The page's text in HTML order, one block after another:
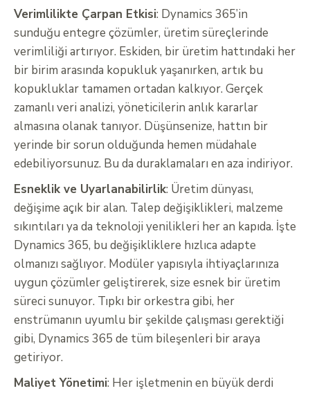
Verimlilikte Çarpan Etkisi: Dynamics 365’in
sunduğu entegre çözümler, üretim süreçlerinde
verimliliği artırıyor. Eskiden, bir üretim hattındaki her
bir birim arasında kopukluk yaşanırken, artık bu
kopukluklar tamamen ortadan kalkıyor. Gerçek
zamanlı veri analizi, yöneticilerin anlık kararlar
almasına olanak tanıyor. Düşünsenize, hattın bir
yerinde bir sorun olduğunda hemen müdahale
edebiliyorsunuz. Bu da duraklamaları en aza indiriyor.
Esneklik ve Uyarlanabilirlik: Üretim dünyası,
değişime açık bir alan. Talep değişiklikleri, malzeme
sıkıntıları ya da teknoloji yenilikleri her an kapıda. İşte
Dynamics 365, bu değişikliklere hızlıca adapte
olmanızı sağlıyor. Modüler yapısıyla ihtiyaçlarınıza
uygun çözümler geliştirerek, size esnek bir üretim
süreci sunuyor. Tıpkı bir orkestra gibi, her
enstrümanın uyumlu bir şekilde çalışması gerektiği
gibi, Dynamics 365 de tüm bileşenleri bir araya
getiriyor.
Maliyet Yönetimi: Her işletmenin en büyük derdi